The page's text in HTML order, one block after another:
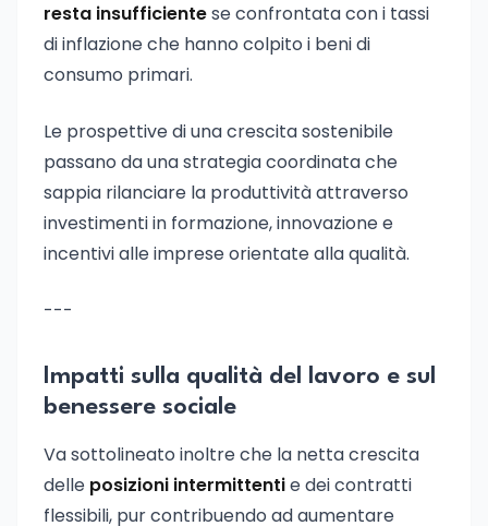
resta insufficientese confrontata con i tassi
di inflazione che hanno colpito i beni di
consumo primari.
Le prospettive di una crescita sostenibile
passano da una strategia coordinata che
sappia rilanciare la produttività attraverso
investimenti in formazione, innovazione e
incentivi alle imprese orientate alla qualità.
---
Impatti sulla qualità del lavoro e sul
benessere sociale
Va sottolineato inoltre che la netta crescita
delle posizioni intermittentie dei contratti
flessibili, pur contribuendo ad aumentare